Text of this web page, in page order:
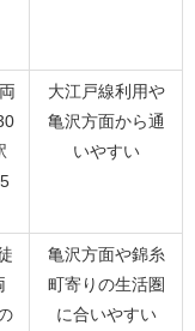
大江戸線利用や
亀沢方面から通
いやすい
亀沢方面や錦糸
町寄りの生活圏
に合いやすい